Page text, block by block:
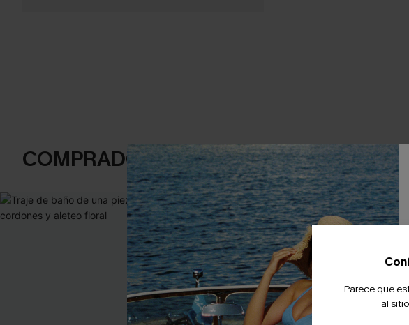
COMPRADOS FRECUENTEMENTE
Parece que
al